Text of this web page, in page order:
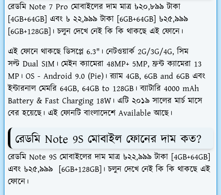
রেডমি Note 7 Pro মোবাইলের দাম মাত্র ৳২০,৮৯৯ টাকা
[4GB+64GB] এবং ৳ ২২,৯৯৯ টাকা [6GB+64GB] ৳২৫,৯৯৯
[6GB+128GB]। চলুন দেখে নেই কি কি থাকছে এই ফোনে।
এই ফোনে থাকছে ডিসপ্লে 6.3"। নেটওয়ার্ক 2G/3G/4G, সিম
সল্ট Dual SIM। মেইন ক্যামেরা 48MP+ 5MP, ফ্রন্ট ক্যামেরা 13
MP। OS - Android 9.0 (Pie)। র‍্যাম 4GB, 6GB and 6GB এবং
ইন্টারনাল মেমরি 64GB, 64GB to 128GB। ব্যাটারি 4000 mAh
Battery & Fast Charging 18W। এটি ২০১৯ সালের মার্চ মাসে
বের হয়েছে। এই ফোনটি বাংলাদেশে Available আছে।
রেডমি Note 9S মোবাইল ফোনের দাম কত?
রেডমি Note 9S মোবাইলের দাম মাত্র ৳২২,৯৯৯ টাকা [4GB+64GB]
এবং ৳২৫,৯৯৯ [6GB+128GB]। চলুন দেখে নেই কি কি থাকছে এই
ফোনে।